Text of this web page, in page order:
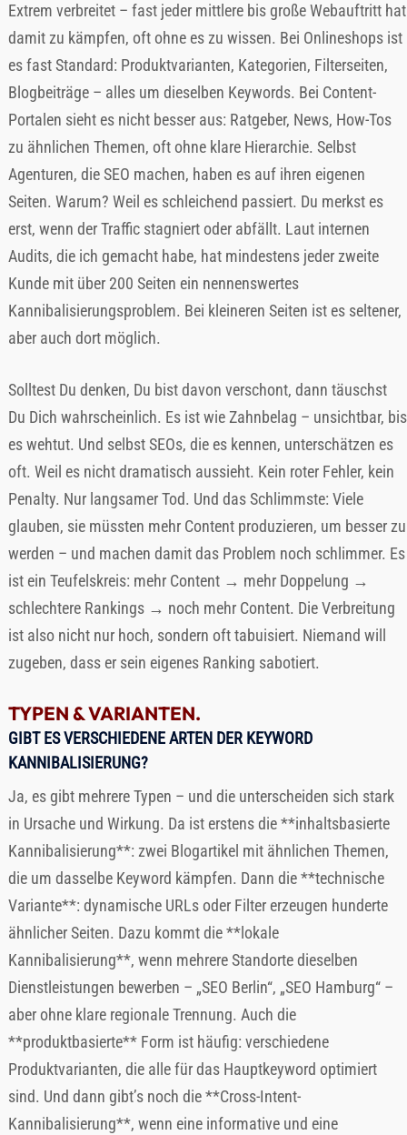
Extrem verbreitet – fast jeder mittlere bis große Webauftritt hat
damit zu kämpfen, oft ohne es zu wissen. Bei Onlineshops ist
es fast Standard: Produktvarianten, Kategorien, Filterseiten,
Blogbeiträge – alles um dieselben Keywords. Bei Content-
Portalen sieht es nicht besser aus: Ratgeber, News, How-Tos
zu ähnlichen Themen, oft ohne klare Hierarchie. Selbst
Agenturen, die SEO machen, haben es auf ihren eigenen
Seiten. Warum? Weil es schleichend passiert. Du merkst es
erst, wenn der Traffic stagniert oder abfällt. Laut internen
Audits, die ich gemacht habe, hat mindestens jeder zweite
Kunde mit über 200 Seiten ein nennenswertes
Kannibalisierungsproblem. Bei kleineren Seiten ist es seltener,
aber auch dort möglich.
Solltest Du denken, Du bist davon verschont, dann täuschst
Du Dich wahrscheinlich. Es ist wie Zahnbelag – unsichtbar, bis
es wehtut. Und selbst SEOs, die es kennen, unterschätzen es
oft. Weil es nicht dramatisch aussieht. Kein roter Fehler, kein
Penalty. Nur langsamer Tod. Und das Schlimmste: Viele
glauben, sie müssten mehr Content produzieren, um besser zu
werden – und machen damit das Problem noch schlimmer. Es
ist ein Teufelskreis: mehr Content → mehr Doppelung →
schlechtere Rankings → noch mehr Content. Die Verbreitung
ist also nicht nur hoch, sondern oft tabuisiert. Niemand will
zugeben, dass er sein eigenes Ranking sabotiert.
TYPEN & VARIANTEN.
GIBT ES VERSCHIEDENE ARTEN DER KEYWORD
KANNIBALISIERUNG?
Ja, es gibt mehrere Typen – und die unterscheiden sich stark
in Ursache und Wirkung. Da ist erstens die **inhaltsbasierte
Kannibalisierung**: zwei Blogartikel mit ähnlichen Themen,
die um dasselbe Keyword kämpfen. Dann die **technische
Variante**: dynamische URLs oder Filter erzeugen hunderte
ähnlicher Seiten. Dazu kommt die **lokale
Kannibalisierung**, wenn mehrere Standorte dieselben
Dienstleistungen bewerben – „SEO Berlin“, „SEO Hamburg“ –
aber ohne klare regionale Trennung. Auch die
**produktbasierte** Form ist häufig: verschiedene
Produktvarianten, die alle für das Hauptkeyword optimiert
sind. Und dann gibt’s noch die **Cross-Intent-
Kannibalisierung**, wenn eine informative und eine